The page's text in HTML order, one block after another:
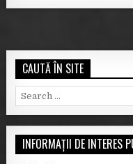
CAUTĂ ÎN SITE
S
e
r
INFORMAȚII DE INTERES